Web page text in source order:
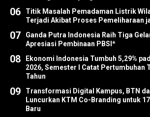
06
Titik Masalah Pemadaman Listrik
Terjadi Akibat Proses Pemeliharaan
07
Ganda Putra Indonesia Raih Tiga
Apresiasi Pembinaan PBSI*
08
Ekonomi Indonesia Tumbuh 5,29%
2026, Semester I Catat Pertumbuhan
Tahun
09
Transformasi Digital Kampus, BTN
Luncurkan KTM Co-Branding untuk
Baru